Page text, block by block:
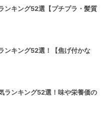
ンキング52選【プチプラ・髪質
ンキング52選！【焦げ付かな
ランキング52選！味や栄養価の